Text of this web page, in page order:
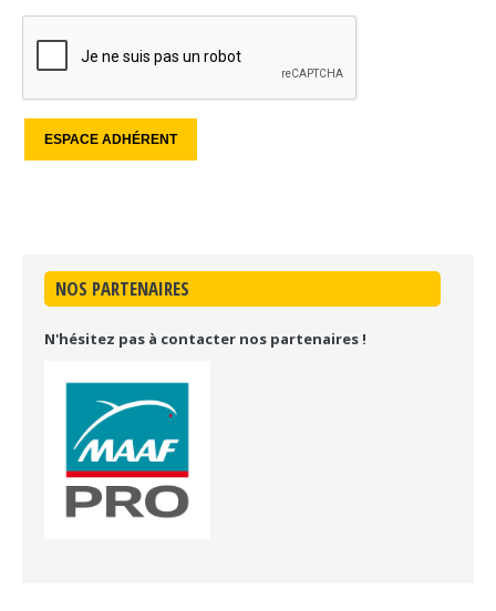
NOS PARTENAIRES
N'hésitez pas à contacter nos partenaires !